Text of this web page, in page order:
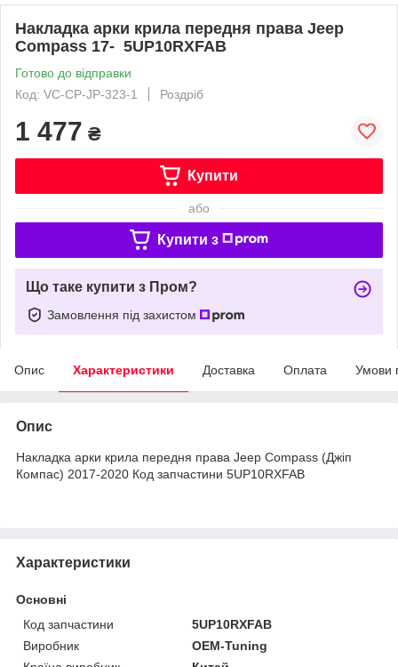
Накладка арки крила передня права Jeep
Compass 17- 5UP10RXFAB
Готово до відправки
Код: VC-CP-JP-323-1
Роздріб
1 477 ₴
Купити
або
Купити з
Що таке купити з Пром?
Замовлення під захистом
Опис Характеристики Доставка Оплата Умови
Опис
Накладка арки крила передня права Jeep Compass (Джіп
Компас) 2017-2020 Код запчастини 5UP10RXFAB
Характеристики
Основні
Код запчастини
5UP10RXFAB
Виробник
OEM-Tuning